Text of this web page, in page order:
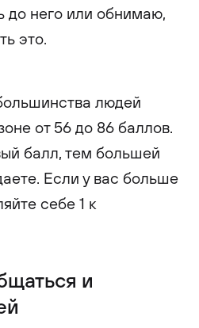
до него или обнимаю,
это.
людей
от 56 до 86 баллов.
балл, тем большей
Если у вас больше
себе 1 к
и